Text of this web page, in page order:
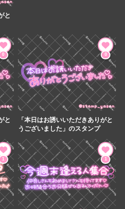
と
0
と
0
「本日はお誘いいただきありがと
うございました」のスタンプ
1 1